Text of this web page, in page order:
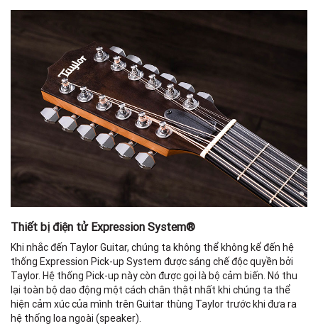
Thiết bị điện tử Expression System®
Khi nhắc đến Taylor Guitar, chúng ta không thể không kể đến hệ
thống Expression Pick-up System được sáng chế độc quyền bởi
Taylor. Hệ thống Pick-up này còn được gọi là bộ cảm biến. Nó thu
lại toàn bộ dao động một cách chân thật nhất khi chúng ta thể
hiện cảm xúc của mình trên Guitar thùng Taylor trước khi đưa ra
hệ thống loa ngoài (speaker).